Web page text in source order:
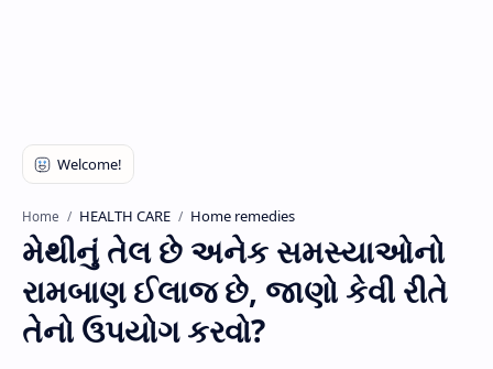
Home HEALTH CARE Home remedies
મેથીનું તેલ છે અનેક સમસ્યાઓનો
રામબાણ ઈલાજ છે, જાણો કેવી રીતે
તેનો ઉપયોગ કરવો?